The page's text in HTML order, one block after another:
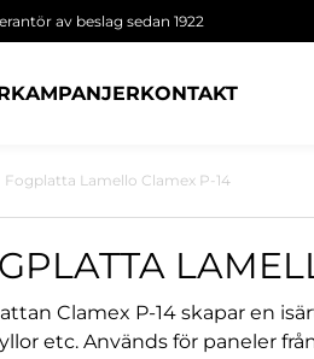
av beslag sedan 1922
KAMPANJERKONTAKT
Fogplatta Lamello Clamex P-14
Clamex P-14 skapar en
etc. Används för paneler